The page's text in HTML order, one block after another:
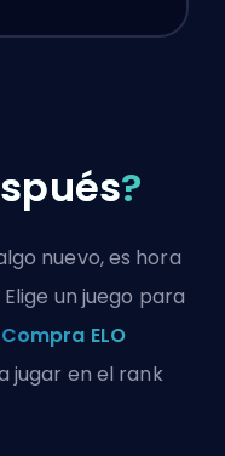
?
nuevo, es hora
un juego para
Compra ELO
jugar en el rank